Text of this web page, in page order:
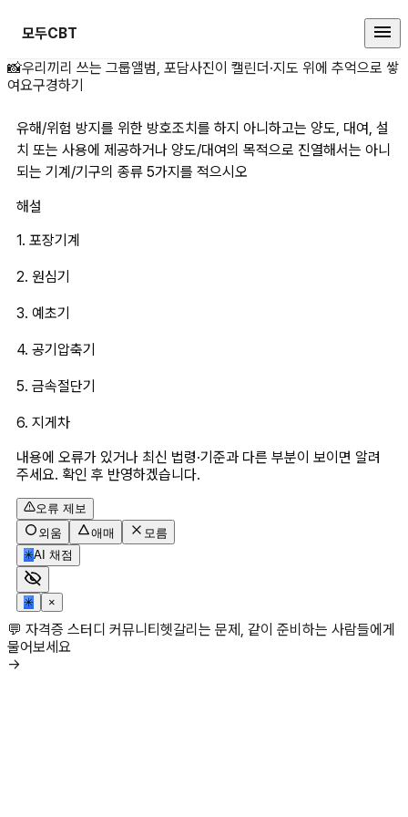
모두CBT
유해/위험 방지를 위한 방호조치를
📸우리끼리 쓰는 그룹앨범, 포담사진이 캘린더·지도 위에 추억으로 쌓
여요구경하기
유해/위험 방지를 위한 방호조치를 하지 아니하고는 양도, 대여, 설
치 또는 사용에 제공하거나 양도/대여의 목적으로 진열해서는 아니
되는 기계/기구의 종류 5가지를 적으시오
해설
1. 포장기계
2. 원심기
3. 예초기
4. 공기압축기
5. 금속절단기
6. 지게차
내용에 오류가 있거나 최신 법령·기준과 다른 부분이 보이면 알려
주세요. 확인 후 반영하겠습니다.
오류 제보
외움
애매
모름
✳AI 채점
✳ ×
💬 자격증 스터디 커뮤니티헷갈리는 문제, 같이 준비하는 사람들에게
물어보세요
→